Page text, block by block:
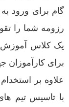
گام برای ورود
رزومه شما را
یک کلاس
برای کارآموزان
علاوه بر
با تاسیس تیم